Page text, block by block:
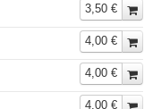
3,50 €
4,00 €
4,00 €
4,00 €